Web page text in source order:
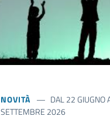
NOVITÀ
DAL 22 GIUGNO
SETTEMBRE 2026